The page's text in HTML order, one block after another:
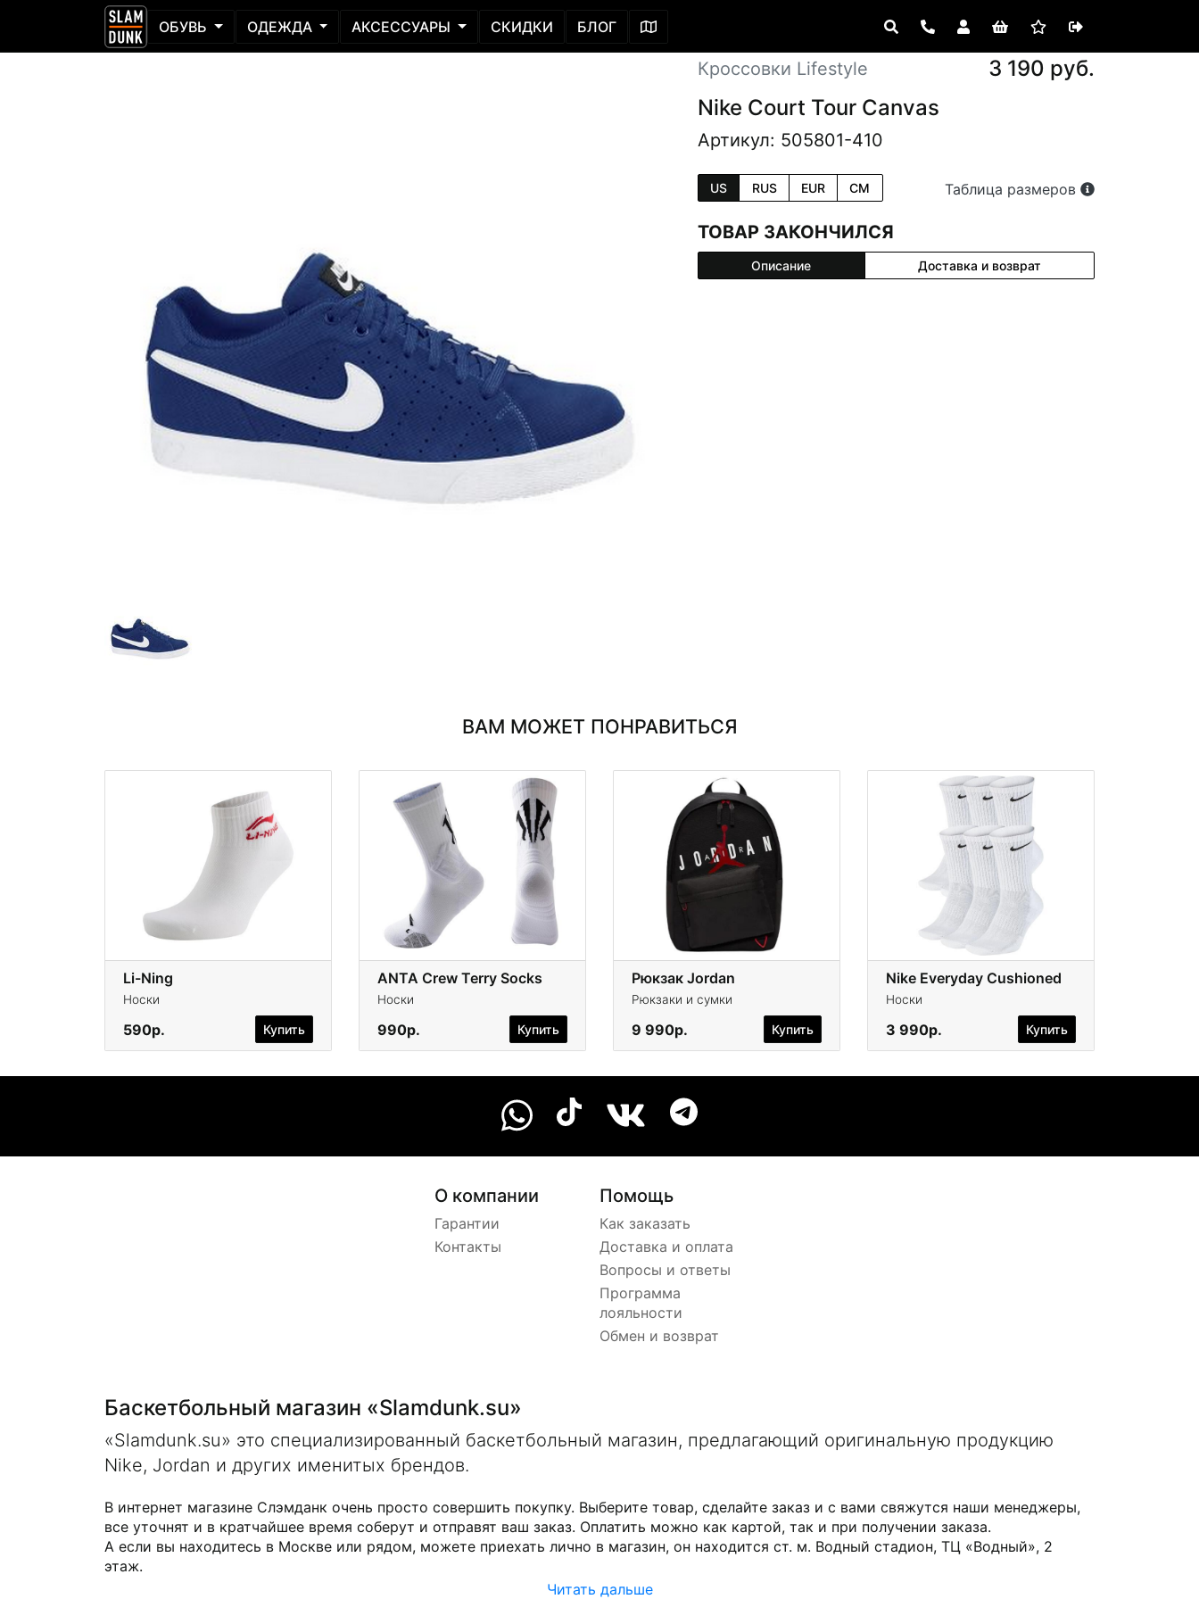
ОБУВЬ ОДЕЖДА АКСЕССУАРЫ СКИДКИ БЛОГ
Кроссовки Lifestyle
3 190 руб.
Nike Court Tour Canvas
Артикул: 505801-410
US RUS EUR CM Таблица размеров
ТОВАР ЗАКОНЧИЛСЯ
Описание Доставка и возврат
ВАМ МОЖЕТ ПОНРАВИТЬСЯ
Li-Ning
Носки
590р. Купить
ANTA Crew Terry Socks
Носки
990р. Купить
Рюкзак Jordan
Рюкзаки и сумки
9 990р. Купить
Nike Everyday Cushioned
Носки
3 990р. Купить
О компании
Гарантии
Контакты
Помощь
Как заказать
Доставка и оплата
Вопросы и ответы
Программа
лояльности
Обмен и возврат
Баскетбольный магазин «Slamdunk.su»
«Slamdunk.su» это специализированный баскетбольный магазин, предлагающий оригинальную продукцию
Nike, Jordan и других именитых брендов.
В интернет магазине Слэмданк очень просто совершить покупку. Выберите товар, сделайте заказ и с вами свяжутся наши менеджеры,
все уточнят и в кратчайшее время соберут и отправят ваш заказ. Оплатить можно как картой, так и при получении заказа.
А если вы находитесь в Москве или рядом, можете приехать лично в магазин, он находится ст. м. Водный стадион, ТЦ «Водный», 2
этаж.
Читать дальше